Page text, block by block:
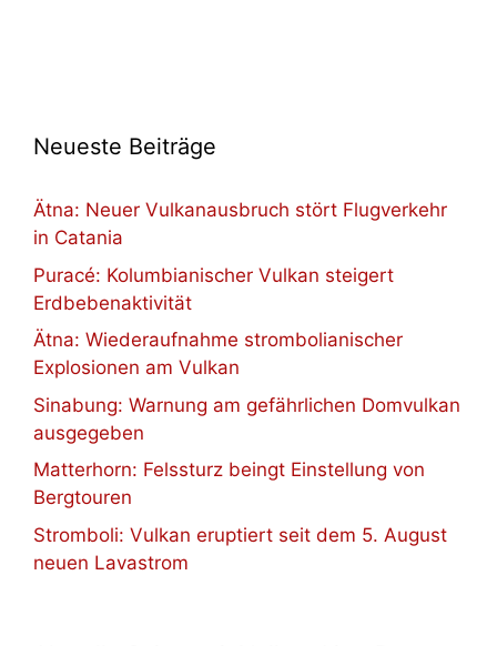
Neueste Beiträge
Ätna: Neuer Vulkanausbruch stört Flugverkehr
in Catania
Puracé: Kolumbianischer Vulkan steigert
Erdbebenaktivität
Ätna: Wiederaufnahme strombolianischer
Explosionen am Vulkan
Sinabung: Warnung am gefährlichen Domvulkan
ausgegeben
Matterhorn: Felssturz beingt Einstellung von
Bergtouren
Stromboli: Vulkan eruptiert seit dem 5. August
neuen Lavastrom